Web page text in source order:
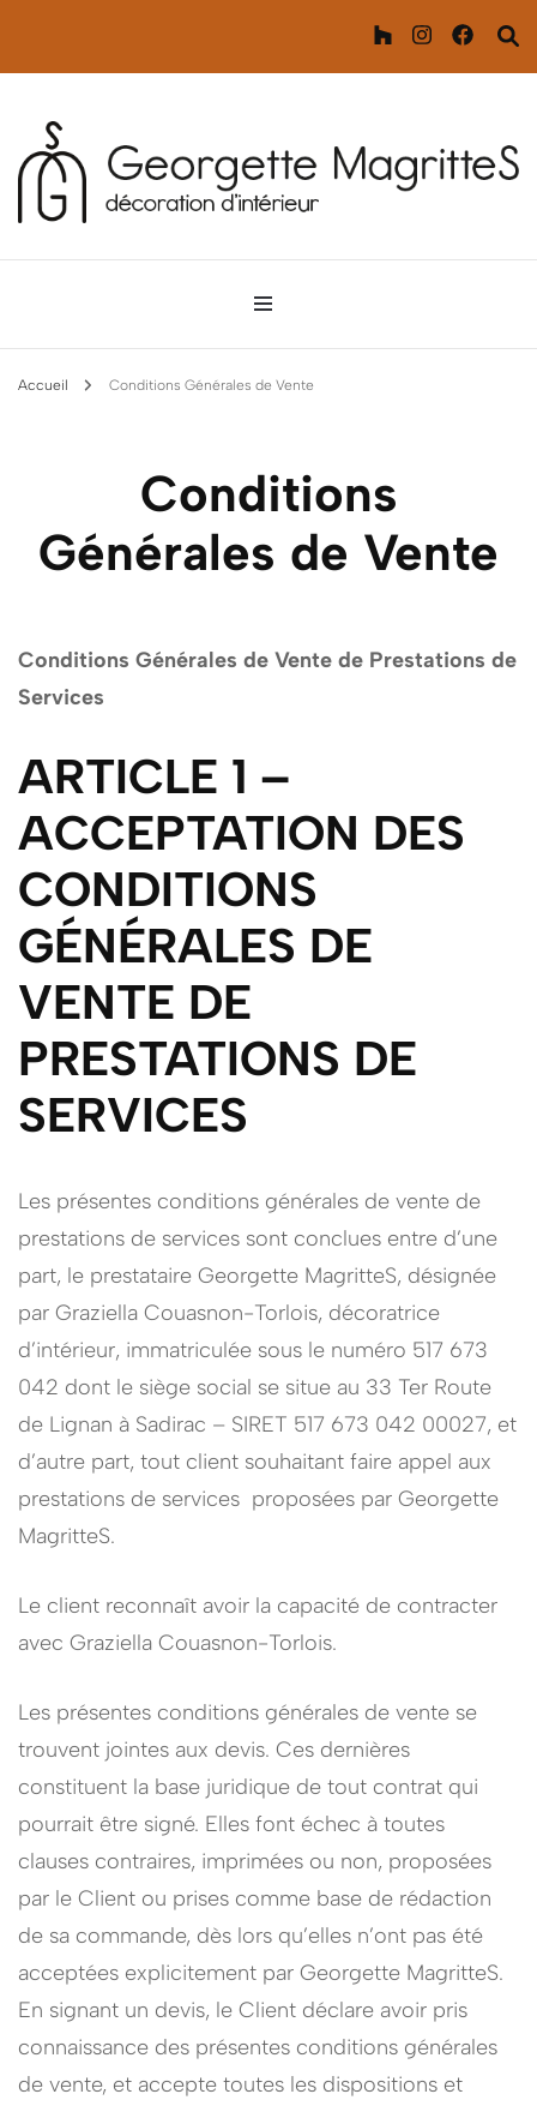
Georgette MagritteS
Décoration d'intérieur
Accueil Conditions Générales de Vente
Conditions
Générales de Vente
Conditions Générales de Vente de Prestations de
Services
ARTICLE 1 –
ACCEPTATION DES
CONDITIONS
GÉNÉRALES DE
VENTE DE
PRESTATIONS DE
SERVICES
Les présentes conditions générales de vente de
prestations de services sont conclues entre d’une
part, le prestataire Georgette MagritteS, désignée
par Graziella Couasnon-Torlois, décoratrice
d’intérieur, immatriculée sous le numéro 517 673
042 dont le siège social se situe au 33 Ter Route
de Lignan à Sadirac – SIRET 517 673 042 00027, et
d’autre part, tout client souhaitant faire appel aux
prestations de services proposées par Georgette
MagritteS.
Le client reconnaît avoir la capacité de contracter
avec Graziella Couasnon-Torlois.
Les présentes conditions générales de vente se
trouvent jointes aux devis. Ces dernières
constituent la base juridique de tout contrat qui
pourrait être signé. Elles font échec à toutes
clauses contraires, imprimées ou non, proposées
par le Client ou prises comme base de rédaction
de sa commande, dès lors qu’elles n’ont pas été
acceptées explicitement par Georgette MagritteS.
En signant un devis, le Client déclare avoir pris
connaissance des présentes conditions générales
de vente, et accepte toutes les dispositions et